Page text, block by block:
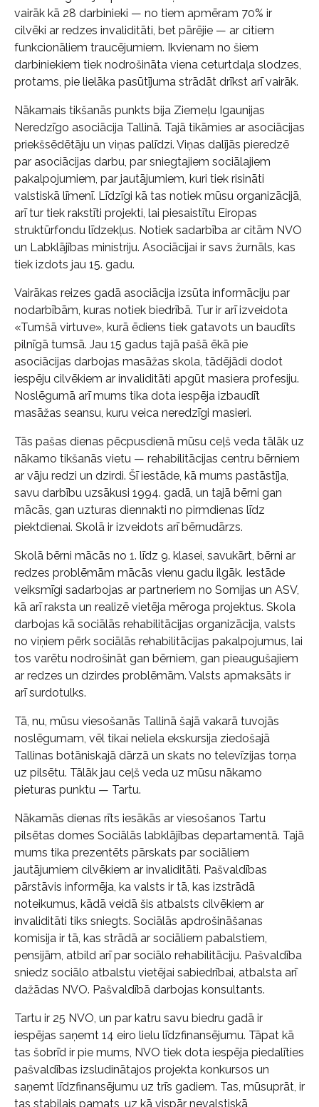
vairāk kā 28 darbinieki — no tiem apmēram 70% ir
cilvēki ar redzes invaliditāti, bet pārējie — ar citiem
funkcionāliem traucējumiem. Ikvienam no šiem
darbiniekiem tiek nodrošināta viena ceturtdaļa slodzes,
protams, pie lielāka pasūtījuma strādāt drīkst arī vairāk.
Nākamais tikšanās punkts bija Ziemeļu Igaunijas
Neredzīgo asociācija Tallinā. Tajā tikāmies ar asociācijas
priekšsēdētāju un viņas palīdzi. Viņas dalījās pieredzē
par asociācijas darbu, par sniegtajiem sociālajiem
pakalpojumiem, par jautājumiem, kuri tiek risināti
valstiskā līmenī. Līdzīgi kā tas notiek mūsu organizācijā,
arī tur tiek rakstīti projekti, lai piesaistītu Eiropas
struktūrfondu līdzekļus. Notiek sadarbība ar citām NVO
un Labklājības ministriju. Asociācijai ir savs žurnāls, kas
tiek izdots jau 15. gadu.
Vairākas reizes gadā asociācija izsūta informāciju par
nodarbībām, kuras notiek biedrībā. Tur ir arī izveidota
«Tumšā virtuve», kurā ēdiens tiek gatavots un baudīts
pilnīgā tumsā. Jau 15 gadus tajā pašā ēkā pie
asociācijas darbojas masāžas skola, tādējādi dodot
iespēju cilvēkiem ar invaliditāti apgūt masiera profesiju.
Noslēgumā arī mums tika dota iespēja izbaudīt
masāžas seansu, kuru veica neredzīgi masieri.
Tās pašas dienas pēcpusdienā mūsu ceļš veda tālāk uz
nākamo tikšanās vietu — rehabilitācijas centru bērniem
ar vāju redzi un dzirdi. Šī iestāde, kā mums pastāstīja,
savu darbību uzsākusi 1994. gadā, un tajā bērni gan
mācās, gan uzturas diennakti no pirmdienas līdz
piektdienai. Skolā ir izveidots arī bērnudārzs.
Skolā bērni mācās no 1. līdz 9. klasei, savukārt, bērni ar
redzes problēmām mācās vienu gadu ilgāk. Iestāde
veiksmīgi sadarbojas ar partneriem no Somijas un ASV,
kā arī raksta un realizē vietēja mēroga projektus. Skola
darbojas kā sociālās rehabilitācijas organizācija, valsts
no viņiem pērk sociālās rehabilitācijas pakalpojumus, lai
tos varētu nodrošināt gan bērniem, gan pieaugušajiem
ar redzes un dzirdes problēmām. Valsts apmaksāts ir
arī surdotulks.
Tā, nu, mūsu viesošanās Tallinā šajā vakarā tuvojās
noslēgumam, vēl tikai neliela ekskursija ziedošajā
Tallinas botāniskajā dārzā un skats no televīzijas torņa
uz pilsētu. Tālāk jau ceļš veda uz mūsu nākamo
pieturas punktu — Tartu.
Nākamās dienas rīts iesākās ar viesošanos Tartu
pilsētas domes Sociālās labklājības departamentā. Tajā
mums tika prezentēts pārskats par sociāliem
jautājumiem cilvēkiem ar invaliditāti. Pašvaldības
pārstāvis informēja, ka valsts ir tā, kas izstrādā
noteikumus, kādā veidā šis atbalsts cilvēkiem ar
invaliditāti tiks sniegts. Sociālās apdrošināšanas
komisija ir tā, kas strādā ar sociāliem pabalstiem,
pensijām, atbild arī par sociālo rehabilitāciju. Pašvaldība
sniedz sociālo atbalstu vietējai sabiedrībai, atbalsta arī
dažādas NVO. Pašvaldībā darbojas konsultants.
Tartu ir 25 NVO, un par katru savu biedru gadā ir
iespējas saņemt 14 eiro lielu līdzfinansējumu. Tāpat kā
tas šobrīd ir pie mums, NVO tiek dota iespēja piedalīties
pašvaldības izsludinātajos projekta konkursos un
saņemt līdzfinansējumu uz trīs gadiem. Tas, mūsuprāt, ir
tas stabilais pamats, uz kā vispār nevalstiskā